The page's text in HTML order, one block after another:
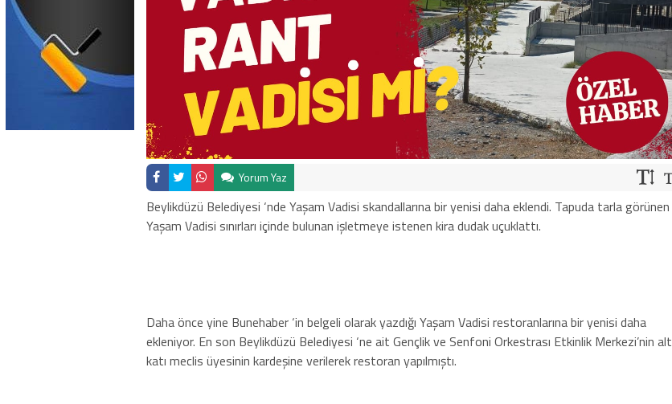
Yorum Yaz
Beylikdüzü Belediyesi ‘nde Yaşam Vadisi skandallarına bir yenisi daha eklendi. Tapuda tarla görünen
Yaşam Vadisi sınırları içinde bulunan işletmeye istenen kira dudak uçuklattı.
Daha önce yine Bunehaber ‘in belgeli olarak yazdığı Yaşam Vadisi restoranlarına bir yenisi daha
ekleniyor. En son Beylikdüzü Belediyesi ‘ne ait Gençlik ve Senfoni Orkestrası Etkinlik Merkezi’nin alt
katı meclis üyesinin kardeşine verilerek restoran yapılmıştı.